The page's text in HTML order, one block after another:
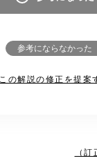
参考にならなかった
この解説の修正を提案
（